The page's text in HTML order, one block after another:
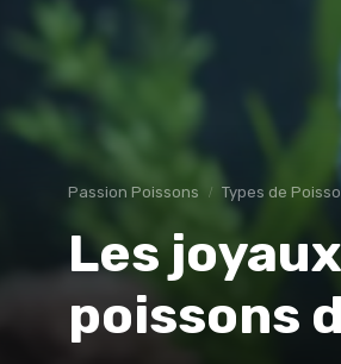
Passion Poissons Types de
Les
poissons